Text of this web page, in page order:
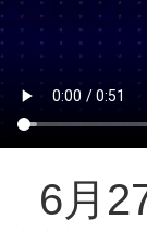
6月